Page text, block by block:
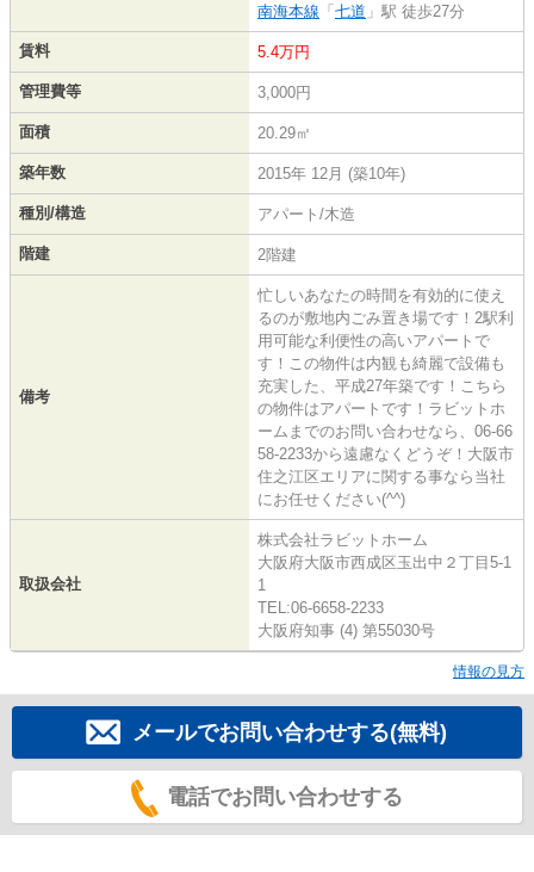
南海本線 「 七道 」駅 徒歩27分
賃料 5.4万円
管理費等 3,000円
面積 20.29㎡
築年数 2015年 12月 (築10年)
種別/構造 アパート/木造
階建 2階建
備考
忙しいあなたの時間を有効的に使え
るのが敷地内ごみ置き場です！2駅利
用可能な利便性の高いアパートで
す！この物件は内観も綺麗で設備も
充実した、平成27年築です！こちら
の物件はアパートです！ラビットホ
ームまでのお問い合わせなら、06-66
58-2233から遠慮なくどうぞ！大阪市
住之江区エリアに関する事なら当社
にお任せください(^^)
取扱会社
株式会社ラビットホーム
大阪府大阪市西成区玉出中２丁目5-1
1
TEL:06-6658-2233
大阪府知事 (4) 第55030号
情報の見方
メールでお問い合わせする(無料)
電話でお問い合わせする